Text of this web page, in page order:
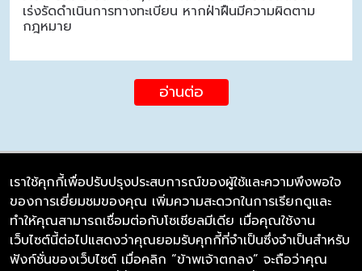
เร่งรัดดำเนินการทางทะเบียน หากฝ่าฝืนมีความผิดตาม
กฎหมาย
อ่านต่อ
บริษัท ซิมลิงค์ จำกัด
98/226 Bangrakyai-Baanmai Road,
Bangyai, Nonthaburi 11140
เราใช้คุกกี้เพื่อปรับปรุงประสบการณ์ของผู้ใช้และความพึงพอใจ
ของการเยี่ยมชมของคุณ เพิ่มความสะดวกในการเรียกดูและ
ทำให้คุณสามารถเชื่อมต่อกับโซเชียลมีเดีย เมื่อคุณใช้งาน
เว็บไซต์นี้ต่อไปแสดงว่าคุณยอมรับคุกกี้ที่จำเป็นซึ่งจำเป็นสำหรับ
ฟังก์ชั่นของเว็บไซต์ เมื่อคลิก “ข้าพเจ้าตกลง” จะถือว่าคุณ